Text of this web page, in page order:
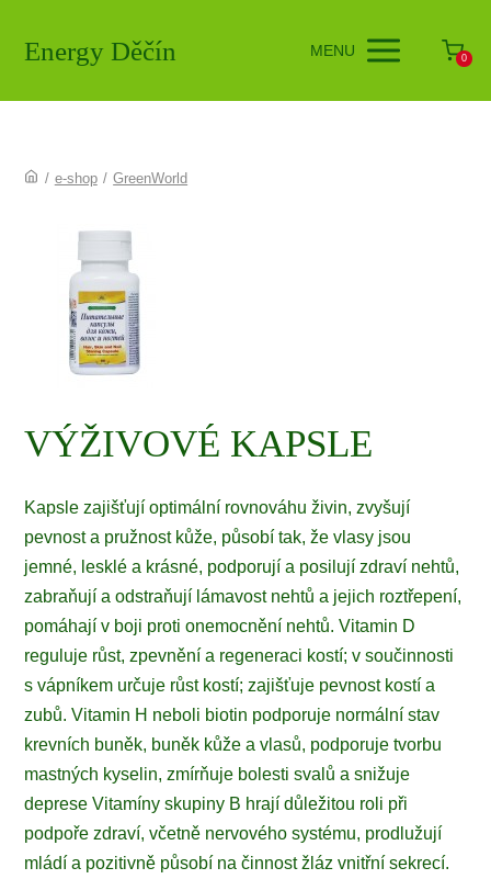
Energy Děčín MENU 0
/ e-shop / GreenWorld
VÝŽIVOVÉ KAPSLE
Kapsle zajišťují optimální rovnováhu živin, zvyšují
pevnost a pružnost kůže, působí tak, že vlasy jsou
jemné, lesklé a krásné, podporují a posilují zdraví nehtů,
zabraňují a odstraňují lámavost nehtů a jejich roztřepení,
pomáhají v boji proti onemocnění nehtů. Vitamin D
reguluje růst, zpevnění a regeneraci kostí; v součinnosti
s vápníkem určuje růst kostí; zajišťuje pevnost kostí a
zubů. Vitamin H neboli biotin podporuje normální stav
krevních buněk, buněk kůže a vlasů, podporuje tvorbu
mastných kyselin, zmírňuje bolesti svalů a snižuje
deprese Vitamíny skupiny B hrají důležitou roli při
podpoře zdraví, včetně nervového systému, prodlužují
mládí a pozitivně působí na činnost žláz vnitřní sekrecí.